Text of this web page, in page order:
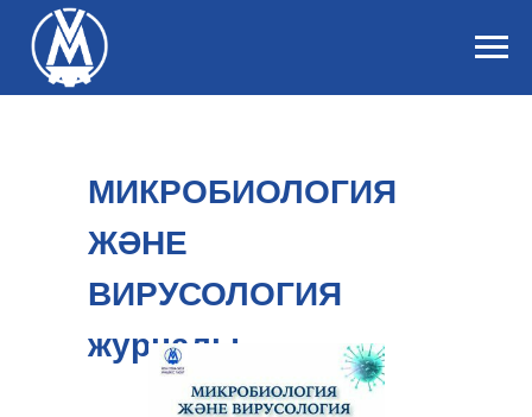
МИКРОБИОЛОГИЯ
ЖӘНЕ
ВИРУСОЛОГИЯ
журналы